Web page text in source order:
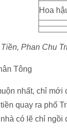
Hoa
Phan Chu
Tông
nhất, chỉ mới
quay ra phố
có lẽ chỉ